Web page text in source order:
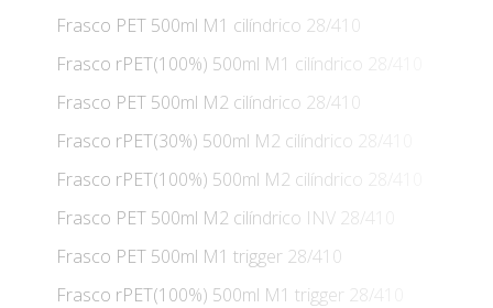
Frasco PET 500ml M1 cilíndrico 28/410
Frasco rPET(100%) 500ml M1 cilíndrico 28/410
Frasco PET 500ml M2 cilíndrico 28/410
Frasco rPET(30%) 500ml M2 cilíndrico 28/410
Frasco rPET(100%) 500ml M2 cilíndrico 28/410
Frasco PET 500ml M2 cilíndrico INV 28/410
Frasco PET 500ml M1 trigger 28/410
Frasco rPET(100%) 500ml M1 trigger 28/410